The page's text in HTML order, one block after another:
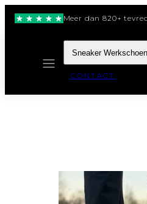
Meer dan 820+
Sneaker
CONTACT